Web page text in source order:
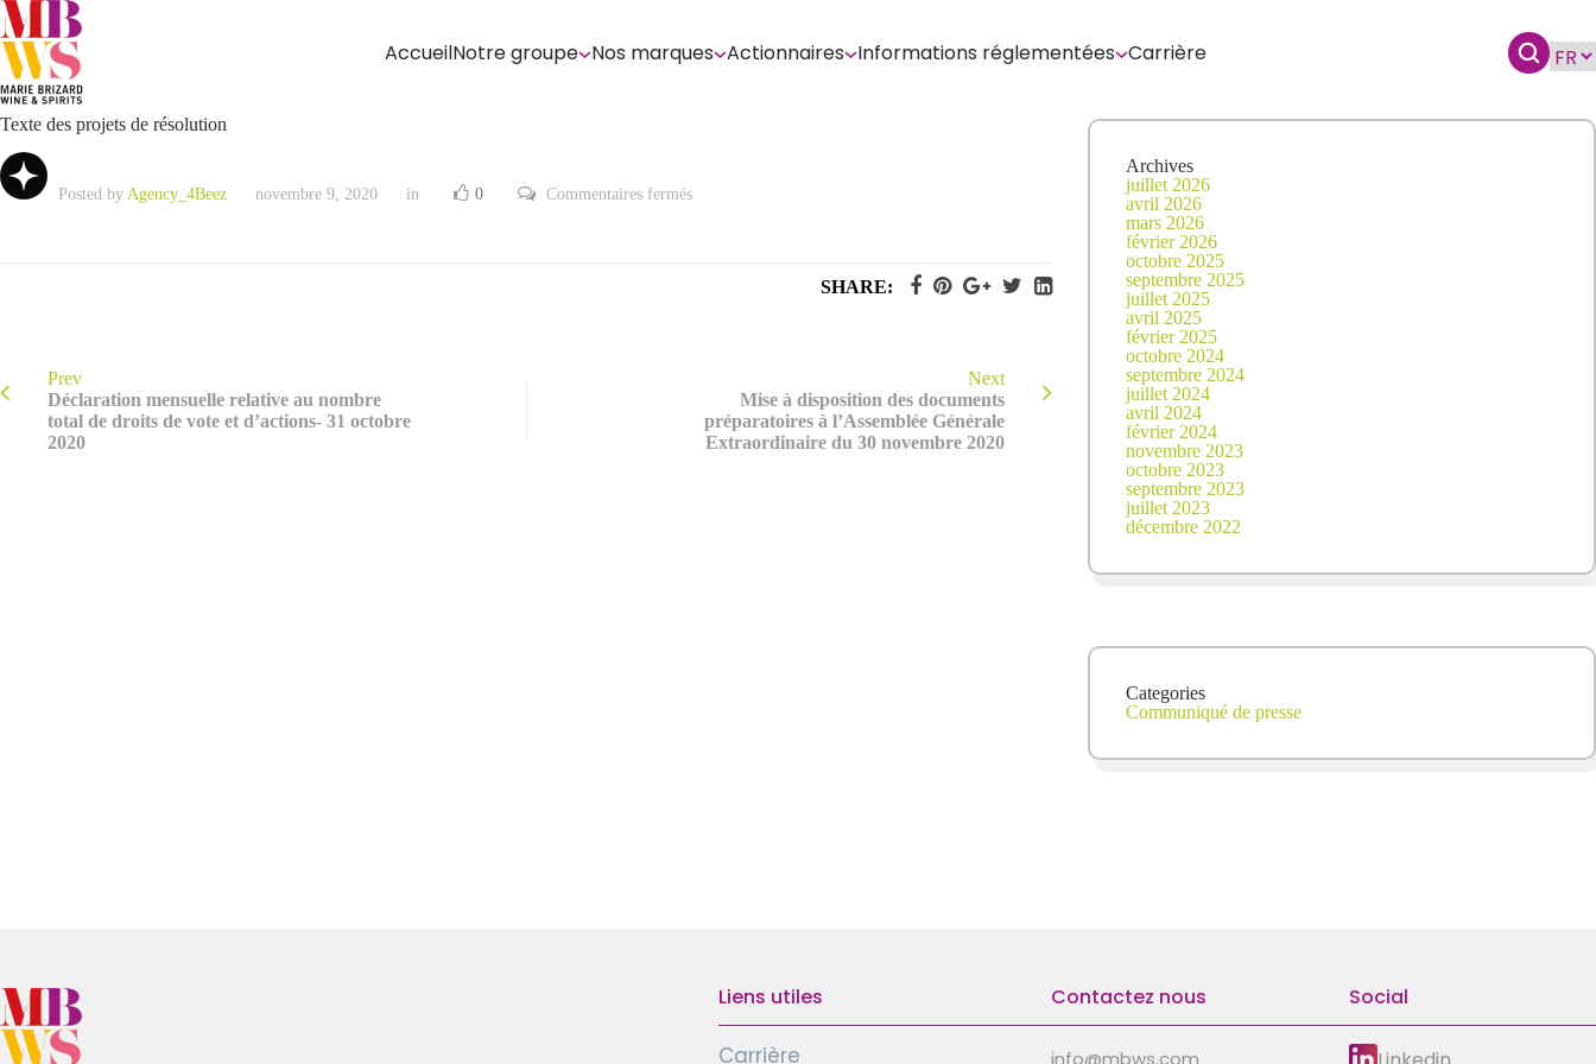
AccueilNotre groupe Nos marques Actionnaires Informations réglementées Carrière
Texte des projets de résolution
Posted by Agency_4Beez novembre 9, 2020 in 0 Commentaires ferméssur
SHARE:
Prev
Déclaration mensuelle relative au nombre
total de droits de vote et d’actions- 31 octobre
2020
Next
Mise à disposition des documents
préparatoires à l’Assemblée Générale
Extraordinaire du 30 novembre 2020
Archives
juillet 2026
avril 2026
mars 2026
février 2026
octobre 2025
septembre 2025
juillet 2025
avril 2025
février 2025
octobre 2024
septembre 2024
juillet 2024
avril 2024
février 2024
novembre 2023
octobre 2023
septembre 2023
juillet 2023
décembre 2022
Categories
Communiqué de presse
Liens utiles
Carrière
Contactez nous
info@mbws.com
Social